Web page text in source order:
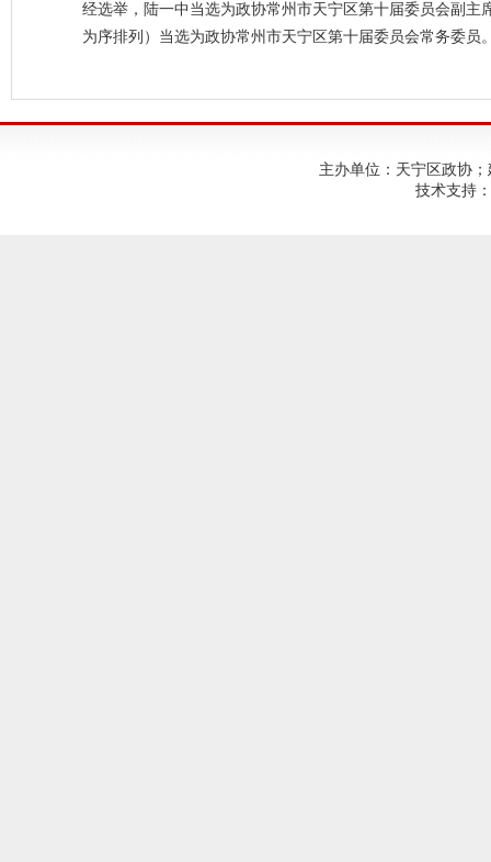
经选举，陆一中当选为政协常州市天宁区第十届委员会副
为序排列）当选为政协常州市天宁区第十届委员会常务委员
主办单位：天宁区政协
技术支持